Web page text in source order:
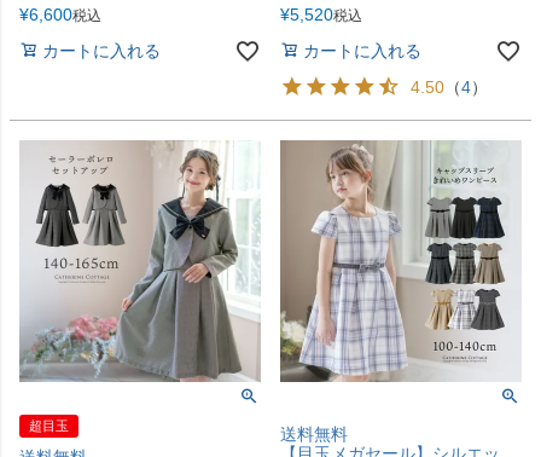
¥6,600税込
カートに入れる
¥5,520税込
カートに入れる
4.50 （4）
超目玉
送料無料
【目玉メガセール】シルエットが美しいキャップスリーブのきれいめワンピース ジャンスカ 女の子 ワンピース 入学式 卒園式 卒業式 黒 チェック 子供服 入園式 卒服 フォーマル TAK キッズ 小学校 キャサリンコテージ